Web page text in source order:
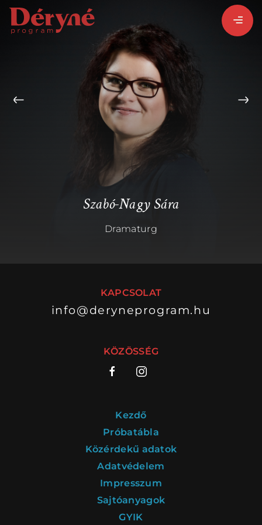
BEJELENTKEZEM
REGISZTRÁLOK
PROGRAMISMERTETŐ
ALPROGRAMOK:
KÖZREMŰKÖDŐK:
SZAKMAI BIZOTTSÁG
MENTOROK
ELŐADÁSOK
Szabó-Nagy Sára
Dramaturg
KAPCSOLAT
info@deryneprogram.hu
KÖZÖSSÉG
Kezdő
Próbatábla
Közérdekű adatok
Adatvédelem
Impresszum
Sajtóanyagok
GYIK